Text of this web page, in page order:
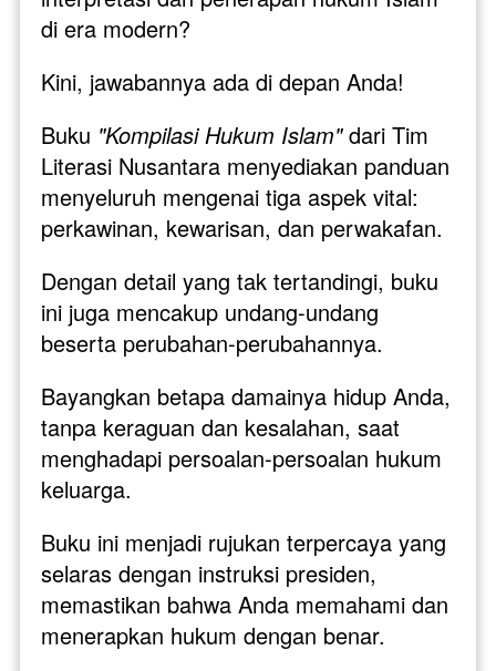
di era modern?
Kini, jawabannya ada di depan Anda!
Buku "Kompilasi Hukum Islam" dari Tim
Literasi Nusantara menyediakan panduan
menyeluruh mengenai tiga aspek vital:
perkawinan, kewarisan, dan perwakafan.
Dengan detail yang tak tertandingi, buku
ini juga mencakup undang-undang
beserta perubahan-perubahannya.
Bayangkan betapa damainya hidup Anda,
tanpa keraguan dan kesalahan, saat
menghadapi persoalan-persoalan hukum
keluarga.
Buku ini menjadi rujukan terpercaya yang
selaras dengan instruksi presiden,
memastikan bahwa Anda memahami dan
menerapkan hukum dengan benar.